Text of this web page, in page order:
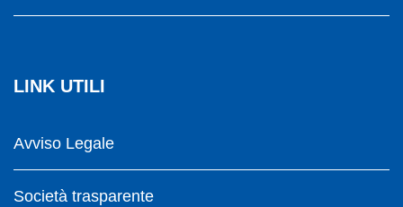
LINK UTILI
Avviso Legale
Società trasparente